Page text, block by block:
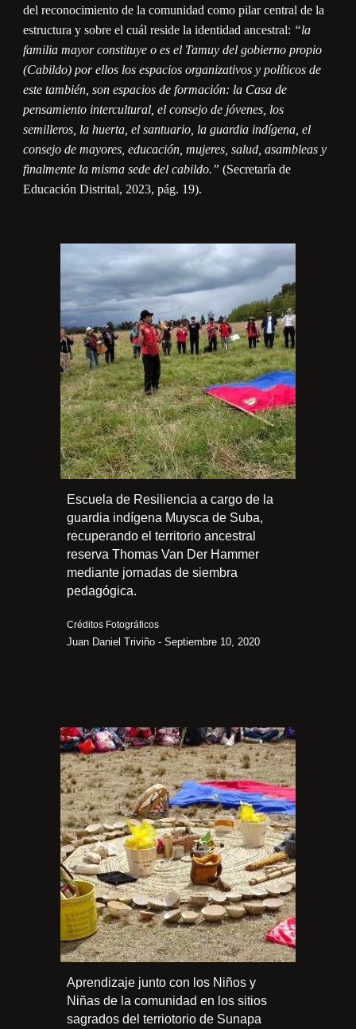
del reconocimiento de la comunidad como pilar central de la
estructura y sobre el cuál reside la identidad ancestral: “la
familia mayor constituye o es el Tamuy del gobierno propio
(Cabildo) por ellos los espacios organizativos y políticos de
este también, son espacios de formación: la Casa de
pensamiento intercultural, el consejo de jóvenes, los
semilleros, la huerta, el santuario, la guardia indígena, el
consejo de mayores, educación, mujeres, salud, asambleas y
finalmente la misma sede del cabildo.” (Secretaría de
Educación Distrital, 2023, pág. 19).
Escuela de Resiliencia a cargo de la
guardia indígena Muysca de Suba,
recuperando el territorio ancestral
reserva Thomas Van Der Hammer
mediante jornadas de siembra
pedagógica.
Créditos Fotográficos
Juan Daniel Triviño - Septiembre 10, 2020
Aprendizaje junto con los Niños y
Niñas de la comunidad en los sitios
sagrados del terriotorio de Sunapa